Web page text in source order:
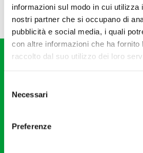
informazioni sul modo in cui utilizza
nostri partner che si occupano di
pubblicità e social media, i quali
con altre informazioni che ha fornito
raccolto dal suo utilizzo dei loro
delNecessari
Preferenze
Via S. Giovanni sul Muro, 2